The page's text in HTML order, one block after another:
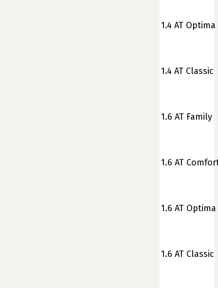
1.4 AT Optima
1.4 AT Classic
1.6 AT Family
1.6 AT
1.6 AT Optima
1.6 AT Classic